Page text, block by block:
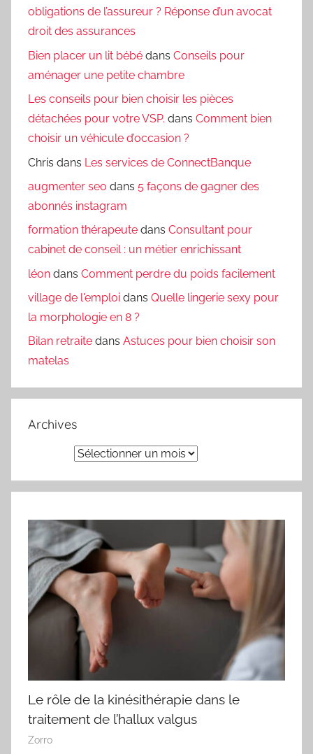
obligations de l’assureur ? Réponse d’un avocat
droit des assurances
Bien placer un lit bébé dans Conseils pour
aménager une petite chambre
Les conseils pour bien choisir les pièces
détachées pour votre VSP. dans Comment bien
choisir un véhicule d’occasion ?
Chris dans Les services de ConnectBanque
augmenter seo dans 5 façons de gagner des
abonnés instagram
formation thérapeute dans Consultant pour
cabinet de conseil : un métier enrichissant
léon dans Comment perdre du poids facilement
village de l'emploi dans Quelle lingerie sexy pour
la morphologie en 8 ?
Bilan retraite dans Astuces pour bien choisir son
matelas
Archives
Le rôle de la kinésithérapie dans le
traitement de l’hallux valgus
Zorro